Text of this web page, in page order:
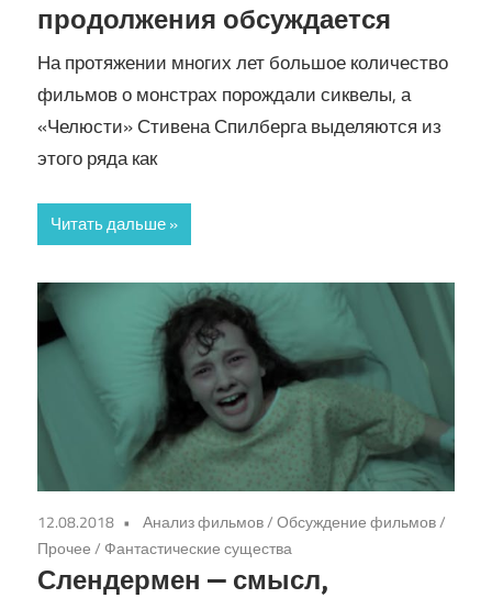
продолжения обсуждается
На протяжении многих лет большое количество
фильмов о монстрах порождали сиквелы, а
«Челюсти» Стивена Спилберга выделяются из
этого ряда как
Читать дальше
12.08.2018 Анализ фильмов/Обсуждение фильмов/
Прочее/ Фантастические существа
Слендермен — смысл,